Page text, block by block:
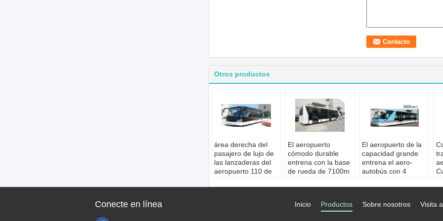
Otros productos
área derecha del
pasajero de lujo de
las lanzaderas del
aeropuerto 110 de
de la longitud del
El aeropuerto
cómodo durable
entrena con la base
de rueda de 7100m
Asientos de
Hasta 110
El aeropuerto de la
capacidad grande
entrena el aero-
autobús con 4
dobles neumáticas
pasajero estándar:
Conecte en línea Visita
Sobre nosotros
Productos
Inicio